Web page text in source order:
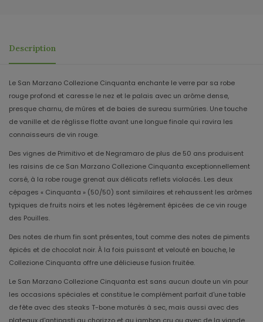
Description
Le San Marzano Collezione Cinquanta enchante le verre par sa robe
rouge profond et caresse le nez et le palais avec un arôme dense,
presque charnu, de mûres et de baies de sureau surmûries. Une touche
de vanille et de réglisse flotte avant une longue finale qui ravira les
connaisseurs de vin rouge.
Des vignes de Primitivo et de Negramaro de plus de 50 ans produisent
les raisins de ce San Marzano Collezione Cinquanta exceptionnellement
corsé, à la robe rouge grenat aux délicats reflets violacés. Les deux
cépages « Cinquanta » (50/50) sont similaires et rehaussent les arômes
typiques de fruits noirs et les notes légèrement épicées de ce vin rouge
des Pouilles.
Des notes de rhum fin sont présentes, tout comme des notes de piments
épicés et de chocolat noir. À la fois puissant et velouté en bouche, le
Collezione Cinquanta offre une délicieuse fusion fruitée.
Le San Marzano Collezione Cinquanta est sans aucun doute un vin pour
les occasions spéciales et constitue le complément parfait d'une table
de fête avec des steaks T-bone maturés à sec, mais aussi avec des